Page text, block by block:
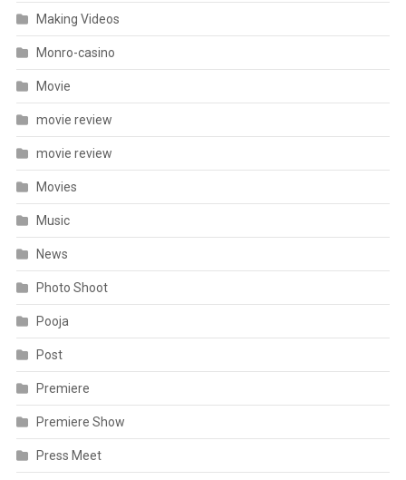
Making Videos
Monro-casino
Movie
movie review
movie review
Movies
Music
News
Photo Shoot
Pooja
Post
Premiere
Premiere Show
Press Meet